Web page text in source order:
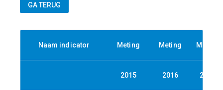
Naam indicator Meting Meting Meting
2015 2016 2017